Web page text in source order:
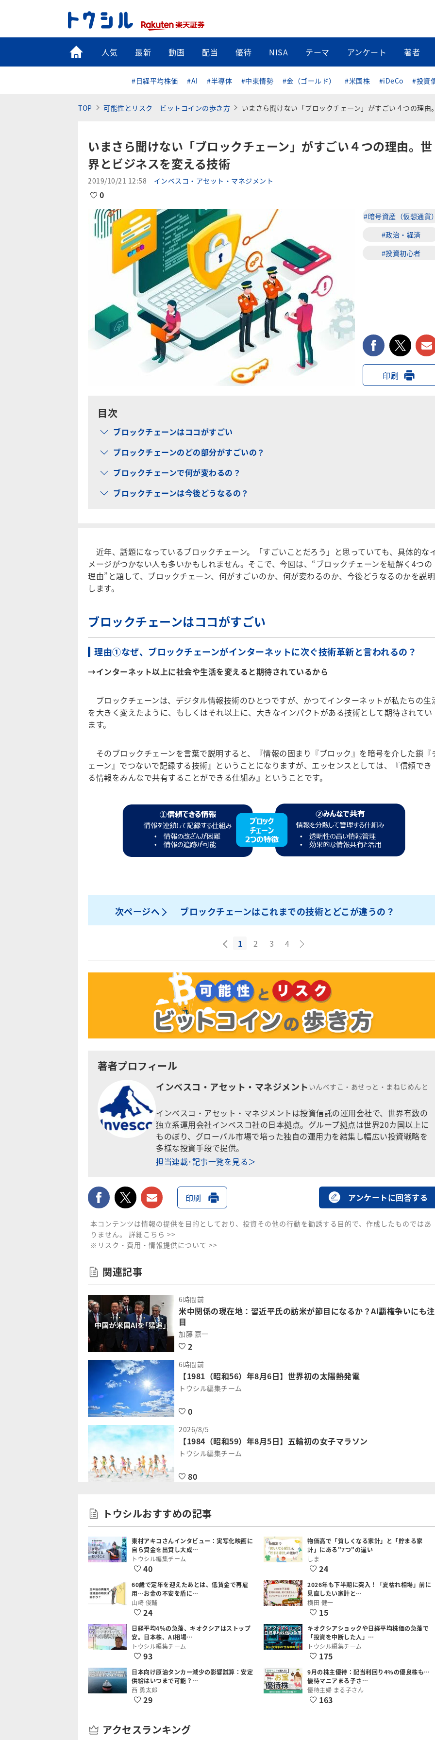
トップ
人気 最新 動画 配当 優待 NISA テーマ アンケート 著者
#日経平均株価 #AI #半導体 #中東情勢 #金（ゴールド） #米国株 #iDeCo #投資
TOP 可能性とリスク ビットコインの歩き方 いまさら聞けない「ブロックチェーン」がすごい４つの理由。世界とビジネスを変える技
いまさら聞けない「ブロックチェーン」がすごい４つの理由。世
界とビジネスを変える技術
2019/10/21 12:58 インベスコ・アセット・マネジメント
0
#暗号資産（仮想通貨
#政治・経済
#投資初心者
facebook
印刷
目次
ブロックチェーンはココがすごい
ブロックチェーンのどの部分がすごいの？
ブロックチェーンで何が変わるの？
ブロックチェーンは今後どうなるの？
近年、話題になっているブロックチェーン。「すごいことだろう」と思っていても、具体的な
メージがつかない人も多いかもしれません。そこで、今回は、“ブロックチェーンを紐解く4つの
理由”と題して、ブロックチェーン、何がすごいのか、何が変わるのか、今後どうなるのかを説明
します。
ブロックチェーンはココがすごい
理由①なぜ、ブロックチェーンがインターネットに次ぐ技術革新と言われるの？
→インターネット以上に社会や生活を変えると期待されているから
ブロックチェーンは、デジタル情報技術のひとつですが、かつてインターネットが私たちの生
を大きく変えたように、もしくはそれ以上に、大きなインパクトがある技術として期待されてい
ます。
そのブロックチェーンを言葉で説明すると、『情報の固まり『ブロック』を暗号を介した鎖『
ェーン』でつないで記録する技術』ということになりますが、エッセンスとしては、『信頼でき
る情報をみんなで共有することができる仕組み』ということです。
次ページへ ブロックチェーンはこれまでの技術とどこが違うの？
1 2 3 4
著者プロフィール
インベスコ・アセット・マネジメント いんべすこ・あせっと・まねじめんと
インベスコ・アセット・マネジメントは投資信託の運用会社で、世界有数の
独立系運用会社インベスコ社の日本拠点。グループ拠点は世界20カ国以上に
ものぼり、グローバル市場で培った独自の運用力を結集し幅広い投資戦略を
多様な投資手段で提供。
担当連載･記事一覧を見る＞
facebooktwitter メールで送る
印刷 アンケートに回答する
本コンテンツは情報の提供を目的としており、投資その他の行動を勧誘する目的で、作成したものではあ
りません。 詳細こちら >>
※リスク・費用・情報提供について >>
関連記事
6時間前
米中関係の現在地：習近平氏の訪米が節目になるか？AI覇権争いにも注
目
加藤 嘉一
2
6時間前
【1981（昭和56）年8月6日】世界初の太陽熱発電
トウシル編集チーム
0
2026/8/5
【1984（昭和59）年8月5日】五輪初の女子マラソン
トウシル編集チーム
80
トウシルおすすめの記事
東村アキコさんインタビュー：実写化映画に
自ら資金を出資し大成…
トウシル編集チーム
40
物価高で「貧しくなる家計」と「貯まる家
計」にある"7つ"の違い
しま
24
60歳で定年を迎えたあとは、低賃金で再雇
用…お金の不安を盾に…
山崎 俊輔
24
2026年も下半期に突入！「夏枯れ相場」前に
見直したい家計と…
横田 健一
15
日経平均4％の急落、キオクシアはストップ
安。日本株、AI相場…
トウシル編集チーム
93
キオクシアショックや日経平均株価の急落で
「投資を中断した人」…
トウシル編集チーム
175
日本向け原油タンカー減少の影響試算：安定
供給はいつまで可能？…
西 勇太郎
29
9月の株主優待：配当利回り4%の優良株も…
優待マニアまる子さ…
優待主婦 まる子さん
163
アクセスランキング